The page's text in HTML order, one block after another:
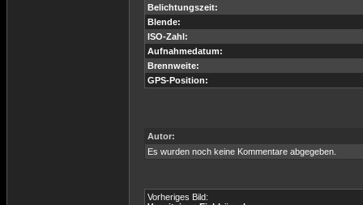
Belichtungszeit:
Blende:
ISO-Zahl:
Aufnahmedatum:
Brennweite:
GPS-Position:
Autor:
Es wurden noch keine Kommentare abgegeben.
Vorheriges Bild: